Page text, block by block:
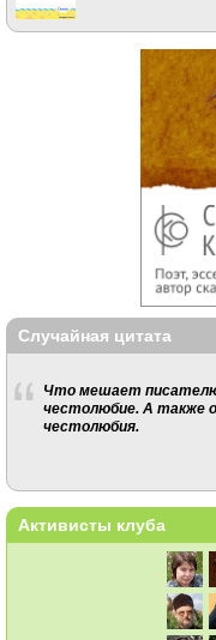
Случайная цитата
Что мешает
честолюбие. А также
честолюбия.
Активисты клуба